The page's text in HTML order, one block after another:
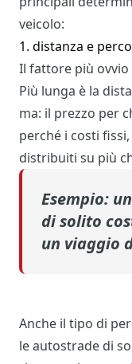
veicolo:
1. distanza e
Il fattore più ovvio
Più lunga è la
ma: il prezzo per
perché i costi
distribuiti su più
Esempio:
di solito
un viaggio
Anche il tipo di
le autostrade di